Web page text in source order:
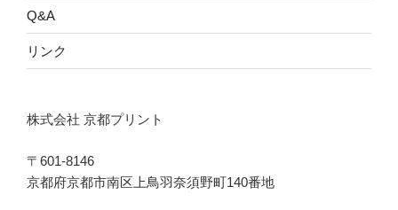
Q&A
リンク
株式会社 京都プリント
〒601-8146
京都府京都市南区上鳥羽奈須野町140番地